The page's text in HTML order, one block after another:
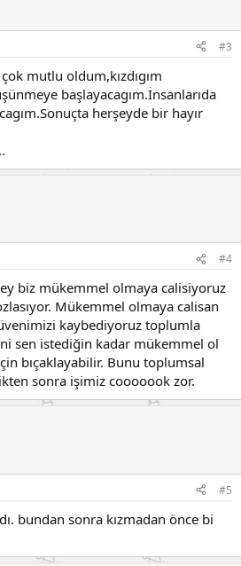
#3
mutlu oldum,kızdıgım
başlayacagım.İnsanlarıda
herşeyde bir hayır
#4
biz mükemmel olmaya calisiyoruz
Mükemmel olmaya calisan
kaybediyoruz toplumla
sen istediğin kadar mükemmel ol
bıçaklayabilir. Bunu toplumsal
sonra işimiz cooooook zor.
#5
bundan sonra kızmadan önce bi